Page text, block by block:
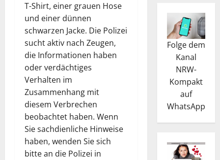
T-Shirt, einer grauen Hose
und einer dünnen
schwarzen Jacke. Die Polizei
sucht aktiv nach Zeugen,
die Informationen haben
oder verdächtiges
Verhalten im
Zusammenhang mit
diesem Verbrechen
beobachtet haben. Wenn
Sie sachdienliche Hinweise
haben, wenden Sie sich
bitte an die Polizei in
Folge dem
Kanal
NRW-
Kompakt
auf
WhatsApp